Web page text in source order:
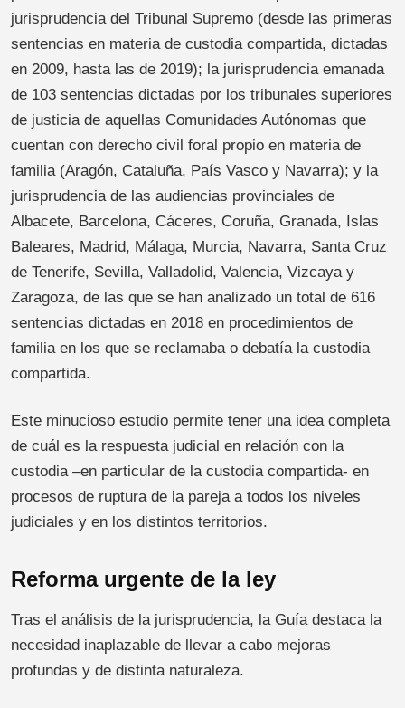
jurisprudencia del Tribunal Supremo (desde las primeras
sentencias en materia de custodia compartida, dictadas
en 2009, hasta las de 2019); la jurisprudencia emanada
de 103 sentencias dictadas por los tribunales superiores
de justicia de aquellas Comunidades Autónomas que
cuentan con derecho civil foral propio en materia de
familia (Aragón, Cataluña, País Vasco y Navarra); y la
jurisprudencia de las audiencias provinciales de
Albacete, Barcelona, Cáceres, Coruña, Granada, Islas
Baleares, Madrid, Málaga, Murcia, Navarra, Santa Cruz
de Tenerife, Sevilla, Valladolid, Valencia, Vizcaya y
Zaragoza, de las que se han analizado un total de 616
sentencias dictadas en 2018 en procedimientos de
familia en los que se reclamaba o debatía la custodia
compartida.
Este minucioso estudio permite tener una idea completa
de cuál es la respuesta judicial en relación con la
custodia –en particular de la custodia compartida- en
procesos de ruptura de la pareja a todos los niveles
judiciales y en los distintos territorios.
Reforma urgente de la ley
Tras el análisis de la jurisprudencia, la Guía destaca la
necesidad inaplazable de llevar a cabo mejoras
profundas y de distinta naturaleza.